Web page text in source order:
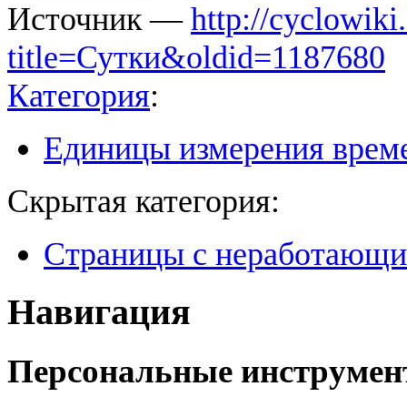
Источник — http://
title=Сутки&oldid=1187680
Категория:
Единицы измерения
Скрытая категория:
Страницы с
Навигация
Персональные